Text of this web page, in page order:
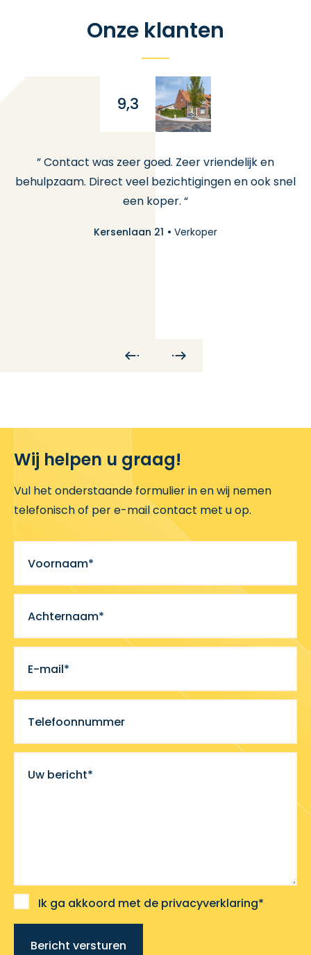
Onze klanten
9,3
” Contact was zeer goed. Zeer vriendelijk en
behulpzaam. Direct veel bezichtigingen en ook snel
een koper. “
Kersenlaan 21 Verkoper
Wij helpen u graag!
Vul het onderstaande formulier in en wij nemen
telefonisch of per e-mail contact met u op.
Voornaam*
Achternaam*
E-mail*
Telefoonnummer
Uw bericht*
Ik ga akkoord met de privacyverklaring*
Bericht versturen